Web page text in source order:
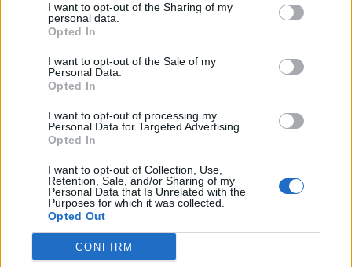
I want to opt-out of the Sharing of my
personal data.
Opted In
I want to opt-out of the Sale of my
Personal Data.
Opted In
I want to opt-out of processing my
Personal Data for Targeted Advertising.
Opted In
I want to opt-out of Collection, Use,
Retention, Sale, and/or Sharing of my
Personal Data that Is Unrelated with the
Purposes for which it was collected.
Opted Out
CONFIRM
Mokesčių spąstai ar mitas? Ar Lietuva iš
tiesų yra didelių mokesčių šalis?